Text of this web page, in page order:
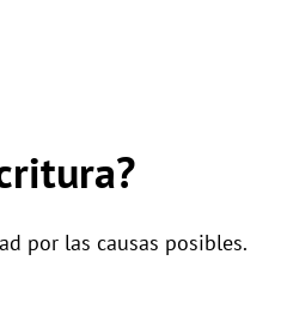
por las causas posibles.